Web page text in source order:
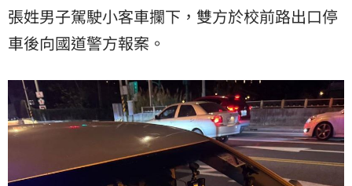
張姓男子駕駛小客車攔下，雙方於校前路出口停
車後向國道警方報案。